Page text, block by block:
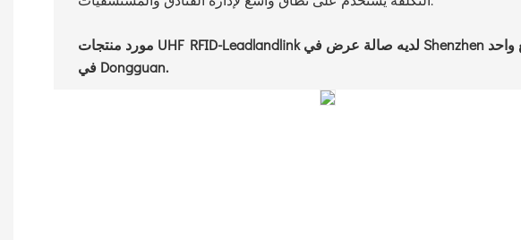
مورد منتجات UHF RFID-Leadlandlink لديه صالة عرض في Shenzhen ومصنع واحد
في Dongguan.